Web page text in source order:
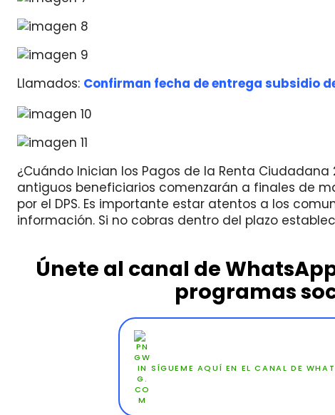
Llamados: Confirman fecha de entrega subsidio
¿Cuándo Inician los Pagos de la Renta
antiguos beneficiarios comenzarán a finales de
por el DPS. Es importante estar atentos a los
información. Si no cobras dentro del plazo
Únete al canal de
programas
SÍGUEME AQUÍ EN EL CANAL DE